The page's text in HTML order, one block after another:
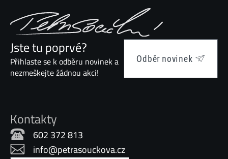
Jste tu poprvé?
Přihlaste se k odběru novinek a
nezmeškejte žádnou akci!
Odběr novinek
Kontakty
602 372 813
info@petrasouckova.cz